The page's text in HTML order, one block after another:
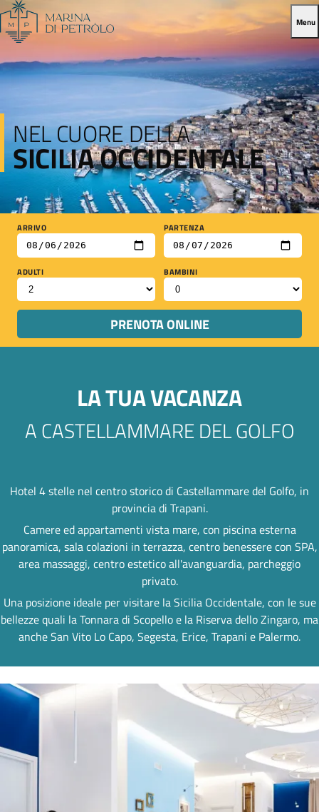
Menu
NEL CUORE DELLA
SICILIA OCCIDENTALE
ARRIVO PARTENZA
ADULTI BAMBINI
PRENOTA ONLINE
LA TUA VACANZA
A CASTELLAMMARE DEL GOLFO
Hotel 4 stelle nel centro storico di Castellammare del Golfo, in
provincia di Trapani.
Camere ed appartamenti vista mare, con piscina esterna
panoramica, sala colazioni in terrazza, centro benessere con SPA,
area massaggi, centro estetico all'avanguardia, parcheggio
privato.
Una posizione ideale per visitare la Sicilia Occidentale, con le sue
bellezze quali la Tonnara di Scopello e la Riserva dello Zingaro, ma
anche San Vito Lo Capo, Segesta, Erice, Trapani e Palermo.